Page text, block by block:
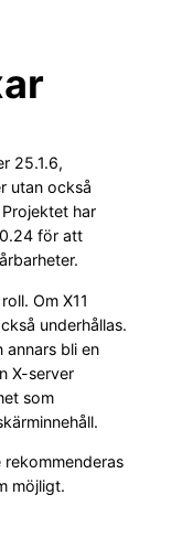
25.1.6,
utan också
har
för att
Om X11
underhållas.
annars bli en
X-server
som
möjligt.